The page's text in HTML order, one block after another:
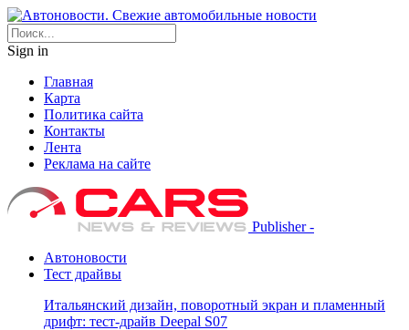
Sign in
Главная
Карта
Политика сайта
Контакты
Лента
Реклама на сайте
Publisher -
Автоновости
Тест драйвы
Итальянский дизайн, поворотный экран и пламенный
дрифт: тест-драйв Deepal S07